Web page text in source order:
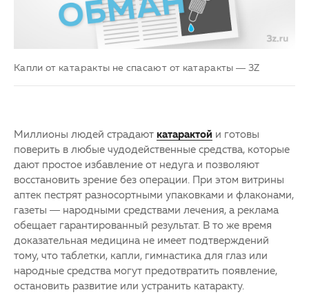
3D-тур по клинике
Партнерам
Клуб офтальмологов
Другие заболевания глаз
Детская офтальмология
Оптика
Капли от катаракты не спасают от катаракты — 3Z
Миллионы людей страдают катарактой и готовы
поверить в любые чудодейственные средства, которые
дают простое избавление от недуга и позволяют
восстановить зрение без операции. При этом витрины
аптек пестрят разносортными упаковками и флаконами,
газеты — народными средствами лечения, а реклама
обещает гарантированный результат. В то же время
доказательная медицина не имеет подтверждений
тому, что таблетки, капли, гимнастика для глаз или
народные средства могут предотвратить появление,
остановить развитие или устранить катаракту.